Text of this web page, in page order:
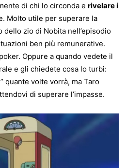
di chi lo circonda e rivelare i
Molto utile per superare la
dello zio di Nobita nell’episodio
ben più remunerative.
Oppure a quando vedete il
e gli chiedete cosa lo turbi:
quante volte vorrà, ma Taro
di superare l’impasse.